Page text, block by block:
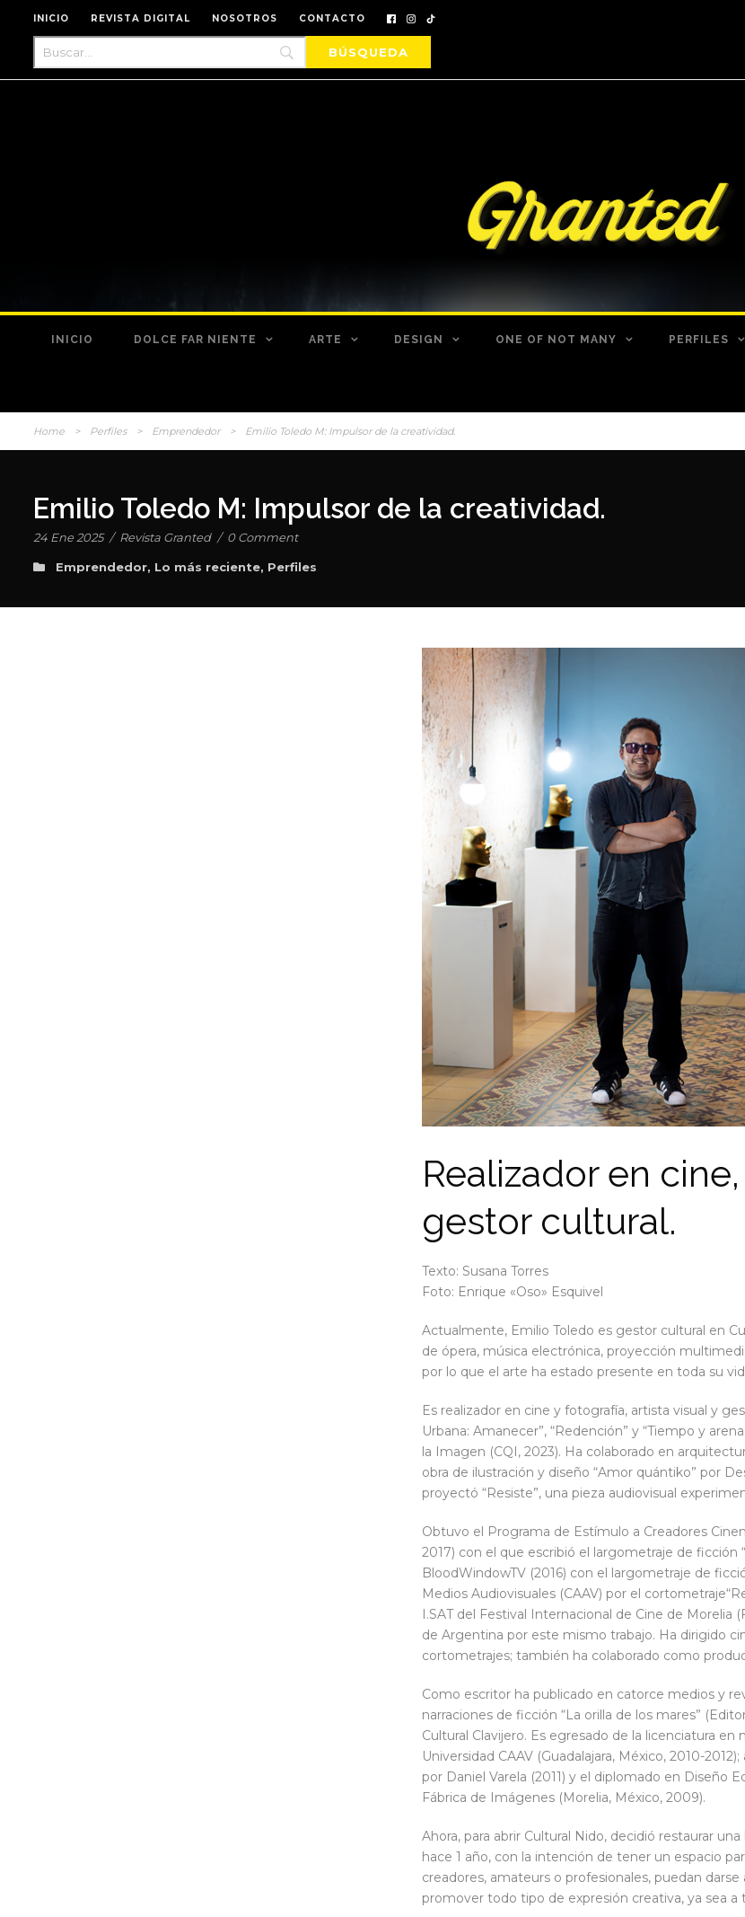
INICIO REVISTA DIGITAL NOSOTROS CONTACTO
INICIO DOLCE FAR NIENTE ARTE DESIGN ONE OF NOT MANY PERFILES
Home > Perfiles > Emprendedor > Emilio Toledo M: Impulsor de la creatividad.
Emilio Toledo M: Impulsor de la creatividad.
24 Ene 2025 / Revista Granted / 0 Comment
Emprendedor, Lo más reciente, Perfiles
Realizador en
gestor cultural.
Texto: Susana Torres
Foto: Enrique «Oso» Esquivel
Actualmente, Emilio Toledo es gestor cultural en
de ópera, música electrónica, proyección
por lo que el arte ha estado presente en toda su
Es realizador en cine y fotografía, artista visual y
Urbana: Amanecer”, “Redención” y “Tiempo y
la Imagen (CQI, 2023). Ha colaborado en
obra de ilustración y diseño “Amor quántiko” por
proyectó “Resiste”, una pieza audiovisual
Obtuvo el Programa de Estímulo a Creadores
2017) con el que escribió el largometraje de
BloodWindowTV (2016) con el largometraje de
Medios Audiovisuales (CAAV) por el
I.SAT del Festival Internacional de Cine de Morelia
de Argentina por este mismo trabajo. Ha dirigido
cortometrajes; también ha colaborado como
Como escritor ha publicado en catorce medios y
narraciones de ficción “La orilla de los mares”
Cultural Clavijero. Es egresado de la licenciatura
Universidad CAAV (Guadalajara, México, 2010-
por Daniel Varela (2011) y el diplomado en Diseño
Fábrica de Imágenes (Morelia, México, 2009).
Ahora, para abrir Cultural Nido, decidió restaurar
hace 1 año, con la intención de tener un espacio
creadores, amateurs o profesionales, puedan
promover todo tipo de expresión creativa, ya sea